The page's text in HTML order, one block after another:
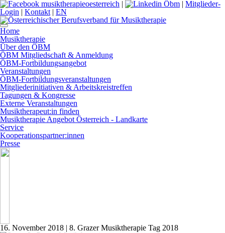
| | Mitglieder-
Login | Kontakt | EN
Home
Musiktherapie
Über den ÖBM
ÖBM Mitgliedschaft & Anmeldung
ÖBM-Fortbildungsangebot
Veranstaltungen
ÖBM-Fortbildungsveranstaltungen
Mitgliederinitiativen & Arbeitskreistreffen
Tagungen & Kongresse
Externe Veranstaltungen
Musiktherapeut:in finden
Musiktherapie Angebot Österreich - Landkarte
Service
Kooperationspartner:innen
Presse
16. November 2018 | 8. Grazer Musiktherapie Tag 2018